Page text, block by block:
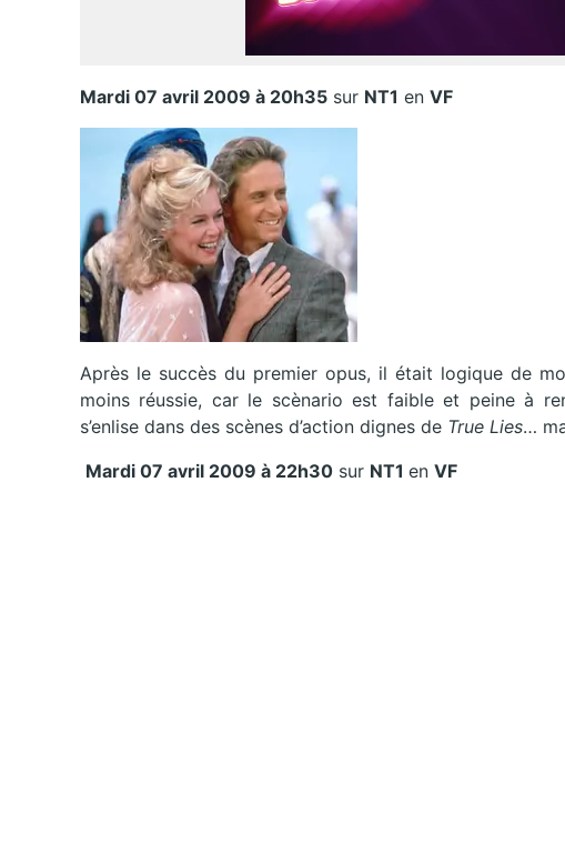
Mardi 07 avril 2009 à 20h35 sur NT1 en VF
Après le succès du premier opus, il était logique de
moins réussie, car le scènario est faible et peine à
s’enlise dans des scènes d’action dignes de True Lies…
Mardi 07 avril 2009 à 22h30 sur NT1 en VF